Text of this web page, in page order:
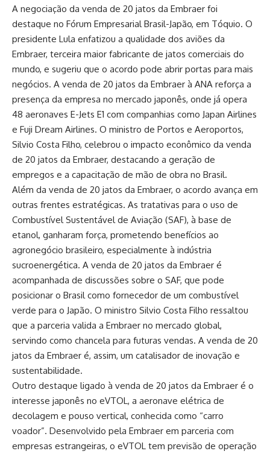
A negociação da venda de 20 jatos da Embraer foi
destaque no Fórum Empresarial Brasil-Japão, em Tóquio. O
presidente Lula enfatizou a qualidade dos aviões da
Embraer, terceira maior fabricante de jatos comerciais do
mundo, e sugeriu que o acordo pode abrir portas para mais
negócios. A venda de 20 jatos da Embraer à ANA reforça a
presença da empresa no mercado japonês, onde já opera
48 aeronaves E-Jets E1 com companhias como Japan Airlines
e Fuji Dream Airlines. O ministro de Portos e Aeroportos,
Silvio Costa Filho, celebrou o impacto econômico da venda
de 20 jatos da Embraer, destacando a geração de
empregos e a capacitação de mão de obra no Brasil.
Além da venda de 20 jatos da Embraer, o acordo avança em
outras frentes estratégicas. As tratativas para o uso de
Combustível Sustentável de Aviação (SAF), à base de
etanol, ganharam força, prometendo benefícios ao
agronegócio brasileiro, especialmente à indústria
sucroenergética. A venda de 20 jatos da Embraer é
acompanhada de discussões sobre o SAF, que pode
posicionar o Brasil como fornecedor de um combustível
verde para o Japão. O ministro Silvio Costa Filho ressaltou
que a parceria valida a Embraer no mercado global,
servindo como chancela para futuras vendas. A venda de 20
jatos da Embraer é, assim, um catalisador de inovação e
sustentabilidade.
Outro destaque ligado à venda de 20 jatos da Embraer é o
interesse japonês no eVTOL, a aeronave elétrica de
decolagem e pouso vertical, conhecida como “carro
voador”. Desenvolvido pela Embraer em parceria com
empresas estrangeiras, o eVTOL tem previsão de operação